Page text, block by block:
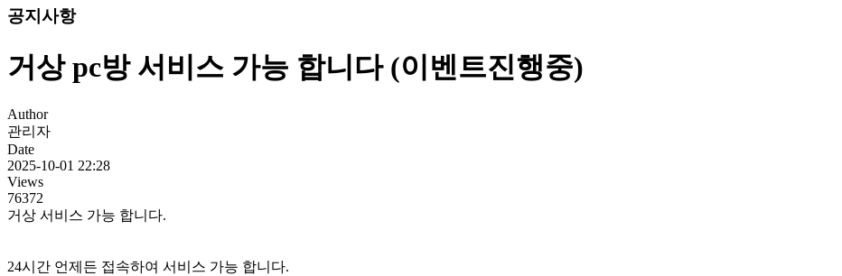
공지사항
거상 pc방 서비스 가능 합니다 (이벤트진행중)
Author
관리자
Date
2025-10-01 22:28
Views
76372
거상 서비스 가능 합니다.
24시간 언제든 접속하여 서비스 가능 합니다.